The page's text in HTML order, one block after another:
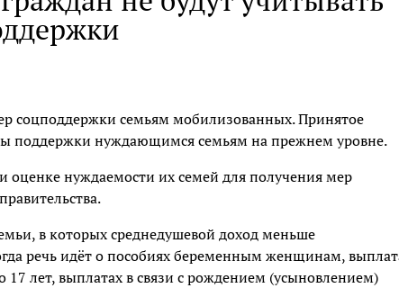
соцподдержки семьям мобилизованных. Принятое
поддержки нуждающимся семьям на прежнем уровне.
оценке нуждаемости их семей для получения мер
в которых среднедушевой доход меньше
речь идёт о пособиях беременным женщинам,
лет, выплатах в связи с рождением (усыновлением)